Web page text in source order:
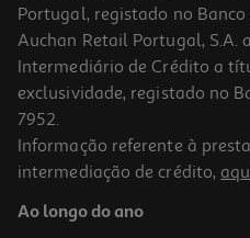
Portugal, registado no
Auchan Retail Portugal, S.A.
Intermediário de Crédito a
exclusividade, registado no
7952.
Informação referente à
intermediação de crédito,
Ao longo do ano